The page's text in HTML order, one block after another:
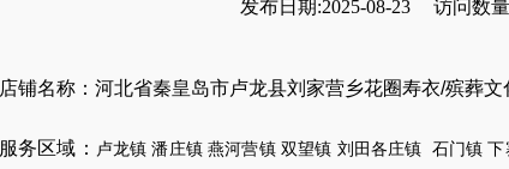
发布日期:2025-08-23 访问数
店铺名称：河北省秦皇岛市卢龙县刘家营乡花圈寿衣/殡葬文
服务区域： 卢龙镇 潘庄镇 燕河营镇 双望镇 刘田各庄镇 石门镇 下